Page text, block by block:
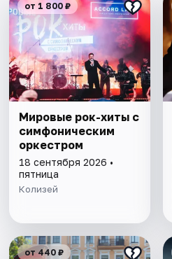
от 1 800 ₽
Мировые рок-хиты с
симфоническим
оркестром
18 сентября 2026 •
пятница
Колизей
от 440 ₽